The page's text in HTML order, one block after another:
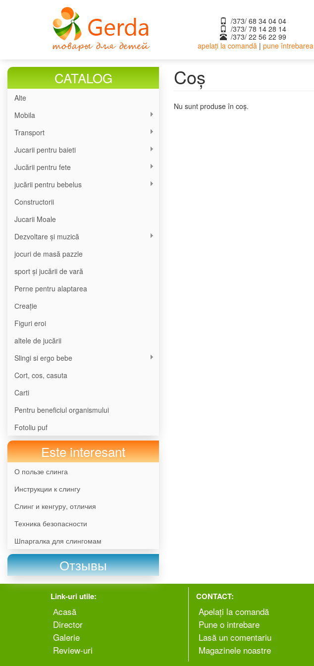
/373/ 68 34 04 04
/373/ ‎78 14 28 14
/373/ 22 56 22 99
apelați la comandă| pune întrebarea
CATALOG
Alte
Mobila
Transport
Jucarii pentru baieti
Jucării pentru fete
jucării pentru bebelus
Constructorii
Jucarii Moale
Dezvoltare și muzică
jocuri de masă pazzle
sport și jucării de vară
Perne pentru alaptarea
Сreație
Figuri eroi
altele de jucării
Slingi si ergo bebe
Cort, cos, casuta
Carti
Pentru beneficiul organismului
Fotoliu puf
Еste interesant
О пользе слинга
Инструкции к слингу
Слинг и кенгуру, отличия
Техника безопасности
Шпаргалка для слингомам
Отзывы
Coș
Nu sunt produse în coş.
Link-uri utile:
Аcasă
Director
Galerie
Review-uri
CONTACT:
Apelați la comandă
Pune o intrebare
Lasă un comentariu
Magazinele noastre